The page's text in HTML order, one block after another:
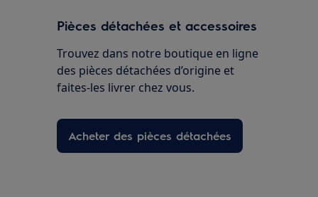
Pièces détachées et accessoires
Trouvez dans notre boutique en ligne
des pièces détachées d’origine et
faites-les livrer chez vous.
Acheter des pièces détachées